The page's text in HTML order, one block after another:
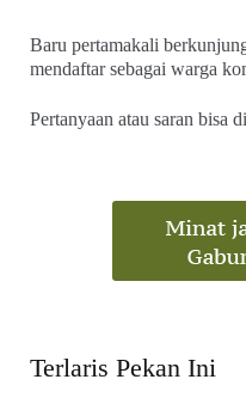
Baru pertamakali
mendaftar sebagai warga
Pertanyaan atau saran bisa
Terlaris Pekan Ini